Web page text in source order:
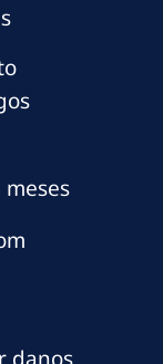
meses